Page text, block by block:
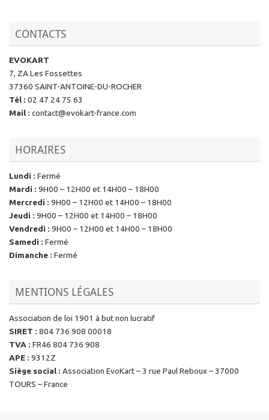
CONTACTS
EVOKART
7, ZA Les Fossettes
37360 SAINT-ANTOINE-DU-ROCHER
Tél : 02 47 24 75 63
Mail : contact@evokart-france.com
HORAIRES
Lundi : Fermé
Mardi : 9H00 – 12H00 et 14H00 – 18H00
Mercredi : 9H00 – 12H00 et 14H00 – 18H00
Jeudi : 9H00 – 12H00 et 14H00 – 18H00
Vendredi : 9H00 – 12H00 et 14H00 – 18H00
Samedi : Fermé
Dimanche : Fermé
MENTIONS LÉGALES
Association de loi 1901 à but non lucratif
SIRET : 804 736 908 00018
TVA : FR46 804 736 908
APE : 9312Z
Siège social : Association EvoKart – 3 rue Paul Reboux – 37000
TOURS – France